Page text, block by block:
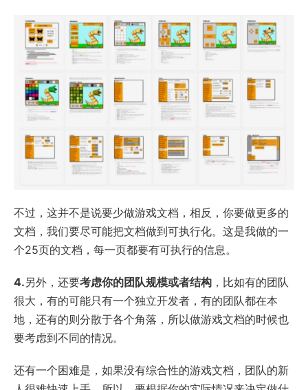
不过，这并不是说要少做游戏文档，相反，你要做更多的
文档，我们要尽可能把文档做到可执行化。这是我做的一
个25页的文档，每一页都要有可执行的信息。
4.另外，还要考虑你的团队规模或者结构 ，比如有的团队
很大，有的可能只有一个独立开发者，有的团队都在本
地，还有的则分散于各个角落，所以做游戏文档的时候也
要考虑到不同的情况。
还有一个困难是，如果没有综合性的游戏文档，团队的新